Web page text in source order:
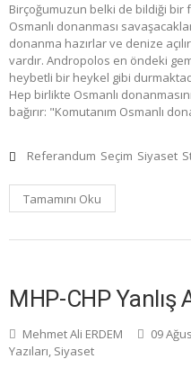
Birçoğumuzun belki de bildiği bir
Osmanlı donanması
donanma hazırlar ve denize
vardır. Andropolos en öndeki
heybetli bir heykel gibi
Hep birlikte Osmanlı
bağırır: "Komutanım Osmanlı
Referandum Seçim Siyaset
Tamamını Oku
MHP-CHP Yanlış
Mehmet Ali ERDEM 09
Yazıları, Siyaset